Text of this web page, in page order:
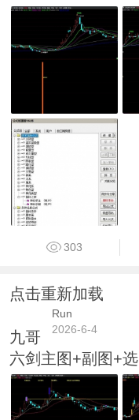
303
点击重新加载
Run
2026-6-4
九哥
六剑主图+副图+选